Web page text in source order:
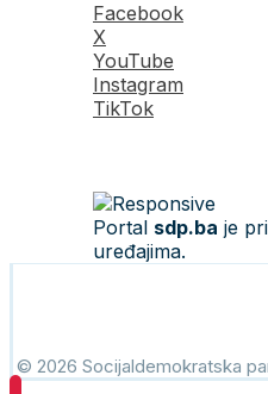
Facebook
X
YouTube
Instagram
TikTok
Portal sdp.ba je
uređajima.
© 2026 Socijaldemokratska